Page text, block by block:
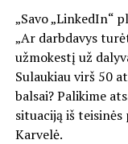
„Savo „LinkedIn“
„Ar darbdavys
užmokestį už
Sulaukiau virš 50
balsai? Palikime
situaciją iš teisinės
Karvelė.